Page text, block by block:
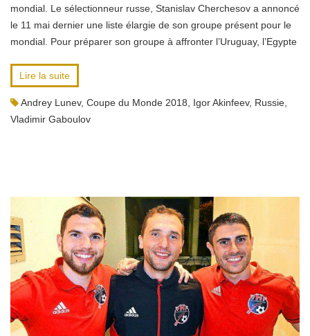
mondial. Le sélectionneur russe, Stanislav Cherchesov a annoncé
le 11 mai dernier une liste élargie de son groupe présent pour le
mondial. Pour préparer son groupe à affronter l’Uruguay, l’Egypte
Lire la suite
Andrey Lunev, Coupe du Monde 2018 Igor Akinfeev, Russie
Vladimir Gaboulov